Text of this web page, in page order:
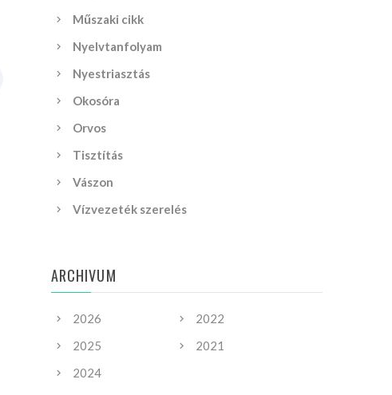
Műszaki cikk
Nyelvtanfolyam
Nyestriasztás
Okosóra
Orvos
Tisztítás
Vászon
Vízvezeték szerelés
ARCHIVUM
2026
2025
2024
2022
2021